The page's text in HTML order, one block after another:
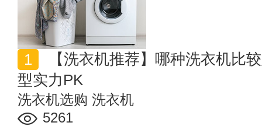
型实力PK
洗衣机选购 洗衣机
5261